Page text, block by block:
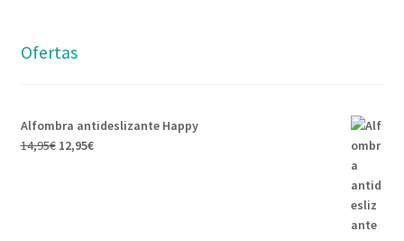
Ofertas
Alfombra antideslizante Happy
14,95€ 12,95€